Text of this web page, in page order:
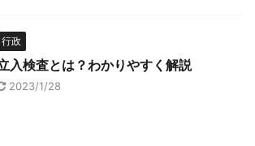
行政
入検査とは？わかりやすく解説
2023/1/28